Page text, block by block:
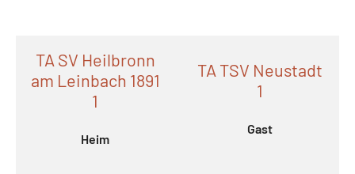
TA SV Heilbronn
am Leinbach 1891
1
Heim
TA TSV Neustadt
1
Gast